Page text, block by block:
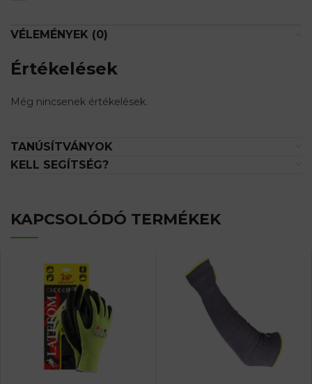
VÉLEMÉNYEK (0)
Értékelések
Még nincsenek értékelések.
TANÚSÍTVÁNYOK
KELL SEGÍTSÉG?
KAPCSOLÓDÓ TERMÉKEK